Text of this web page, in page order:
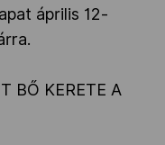
április 12-
BŐ KERETE A